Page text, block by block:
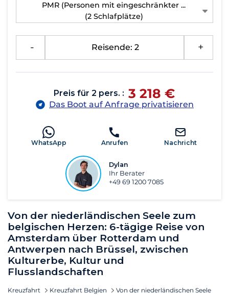
Von der niederländischen Seele zum
belgischen Herzen: 6-tägige Reise von
Amsterdam über Rotterdam und
Antwerpen nach Brüssel, zwischen
Kulturerbe, Kultur und
Flusslandschaften
Kreuzfahrt Kreuzfahrt Belgien
Von der niederländischen Seele
PMR (Personen mit eingeschränkter ...
(2 Schlafplätze)
Reisende: 2
Preis für 2 pers. : 3 218 €
Das Boot auf Anfrage privatisieren
WhatsApp Anrufen Nachricht
Dylan
Ihr Berater
+49 69 1200 7085